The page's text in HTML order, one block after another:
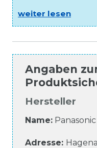
weiter lesen
Angaben
Hersteller
Name:
Adresse: